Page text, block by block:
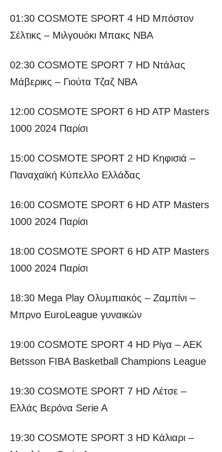
01:30 COSMOTE SPORT 4 HD Μπόστον
Σέλτικς – Μιλγουόκι Μπακς NBA
02:30 COSMOTE SPORT 7 HD Ντάλας
Μάβερικς – Γιούτα Τζαζ NBA
12:00 COSMOTE SPORT 6 HD ATP Masters
1000 2024 Παρίσι
15:00 COSMOTE SPORT 2 HD Κηφισιά –
Παναχαϊκή Κύπελλο Ελλάδας
16:00 COSMOTE SPORT 6 HD ATP Masters
1000 2024 Παρίσι
18:00 COSMOTE SPORT 6 HD ATP Masters
1000 2024 Παρίσι
18:30 Mega Play Ολυμπιακός – Ζαμπίνι –
Μπρνο EuroLeague γυναικών
19:00 COSMOTE SPORT 4 HD Ρίγα – ΑΕΚ
Betsson FIBA Basketball Champions League
19:30 COSMOTE SPORT 7 HD Λέτσε –
Ελλάς Βερόνα Serie A
19:30 COSMOTE SPORT 3 HD Κάλιαρι –